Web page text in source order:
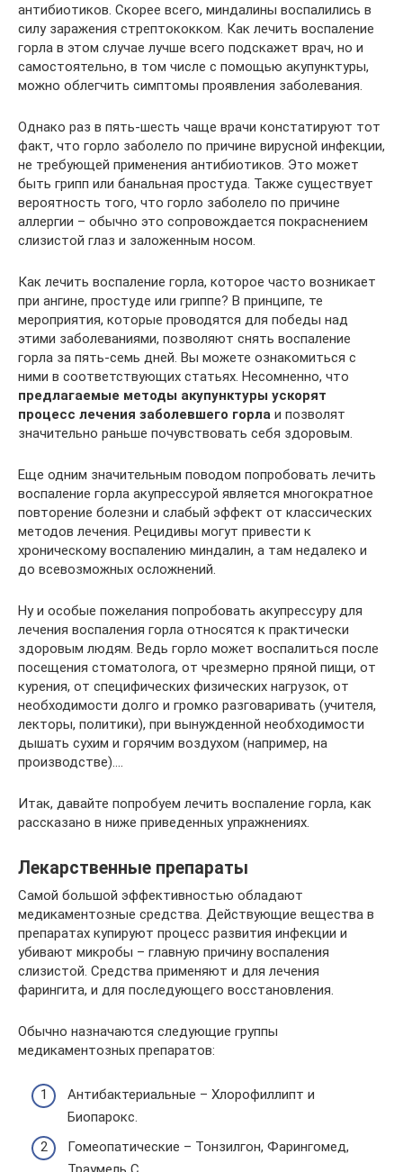
антибиотиков. Скорее всего, миндалины воспалились в
силу заражения стрептококком. Как лечить воспаление
горла в этом случае лучше всего подскажет врач, но и
самостоятельно, в том числе с помощью акупунктуры,
можно облегчить симптомы проявления заболевания.
Однако раз в пять-шесть чаще врачи констатируют тот
факт, что горло заболело по причине вирусной инфекции,
не требующей применения антибиотиков. Это может
быть грипп или банальная простуда. Также существует
вероятность того, что горло заболело по причине
аллергии – обычно это сопровождается покраснением
слизистой глаз и заложенным носом.
Как лечить воспаление горла, которое часто возникает
при ангине, простуде или гриппе? В принципе, те
мероприятия, которые проводятся для победы над
этими заболеваниями, позволяют снять воспаление
горла за пять-семь дней. Вы можете ознакомиться с
ними в соответствующих статьях. Несомненно, что
предлагаемые методы акупунктуры ускорят
процесс лечения заболевшего горла и позволят
значительно раньше почувствовать себя здоровым.
Еще одним значительным поводом попробовать лечить
воспаление горла акупрессурой является многократное
повторение болезни и слабый эффект от классических
методов лечения. Рецидивы могут привести к
хроническому воспалению миндалин, а там недалеко и
до всевозможных осложнений.
Ну и особые пожелания попробовать акупрессуру для
лечения воспаления горла относятся к практически
здоровым людям. Ведь горло может воспалиться после
посещения стоматолога, от чрезмерно пряной пищи, от
курения, от специфических физических нагрузок, от
необходимости долго и громко разговаривать (учителя,
лекторы, политики), при вынужденной необходимости
дышать сухим и горячим воздухом (например, на
производстве)….
Итак, давайте попробуем лечить воспаление горла, как
рассказано в ниже приведенных упражнениях.
Лекарственные препараты
Самой большой эффективностью обладают
медикаментозные средства. Действующие вещества в
препаратах купируют процесс развития инфекции и
убивают микробы – главную причину воспаления
слизистой. Средства применяют и для лечения
фарингита, и для последующего восстановления.
Обычно назначаются следующие группы
медикаментозных препаратов:
Антибактериальные – Хлорофиллипт и
Биопарокс.
Гомеопатические – Тонзилгон, Фарингомед,